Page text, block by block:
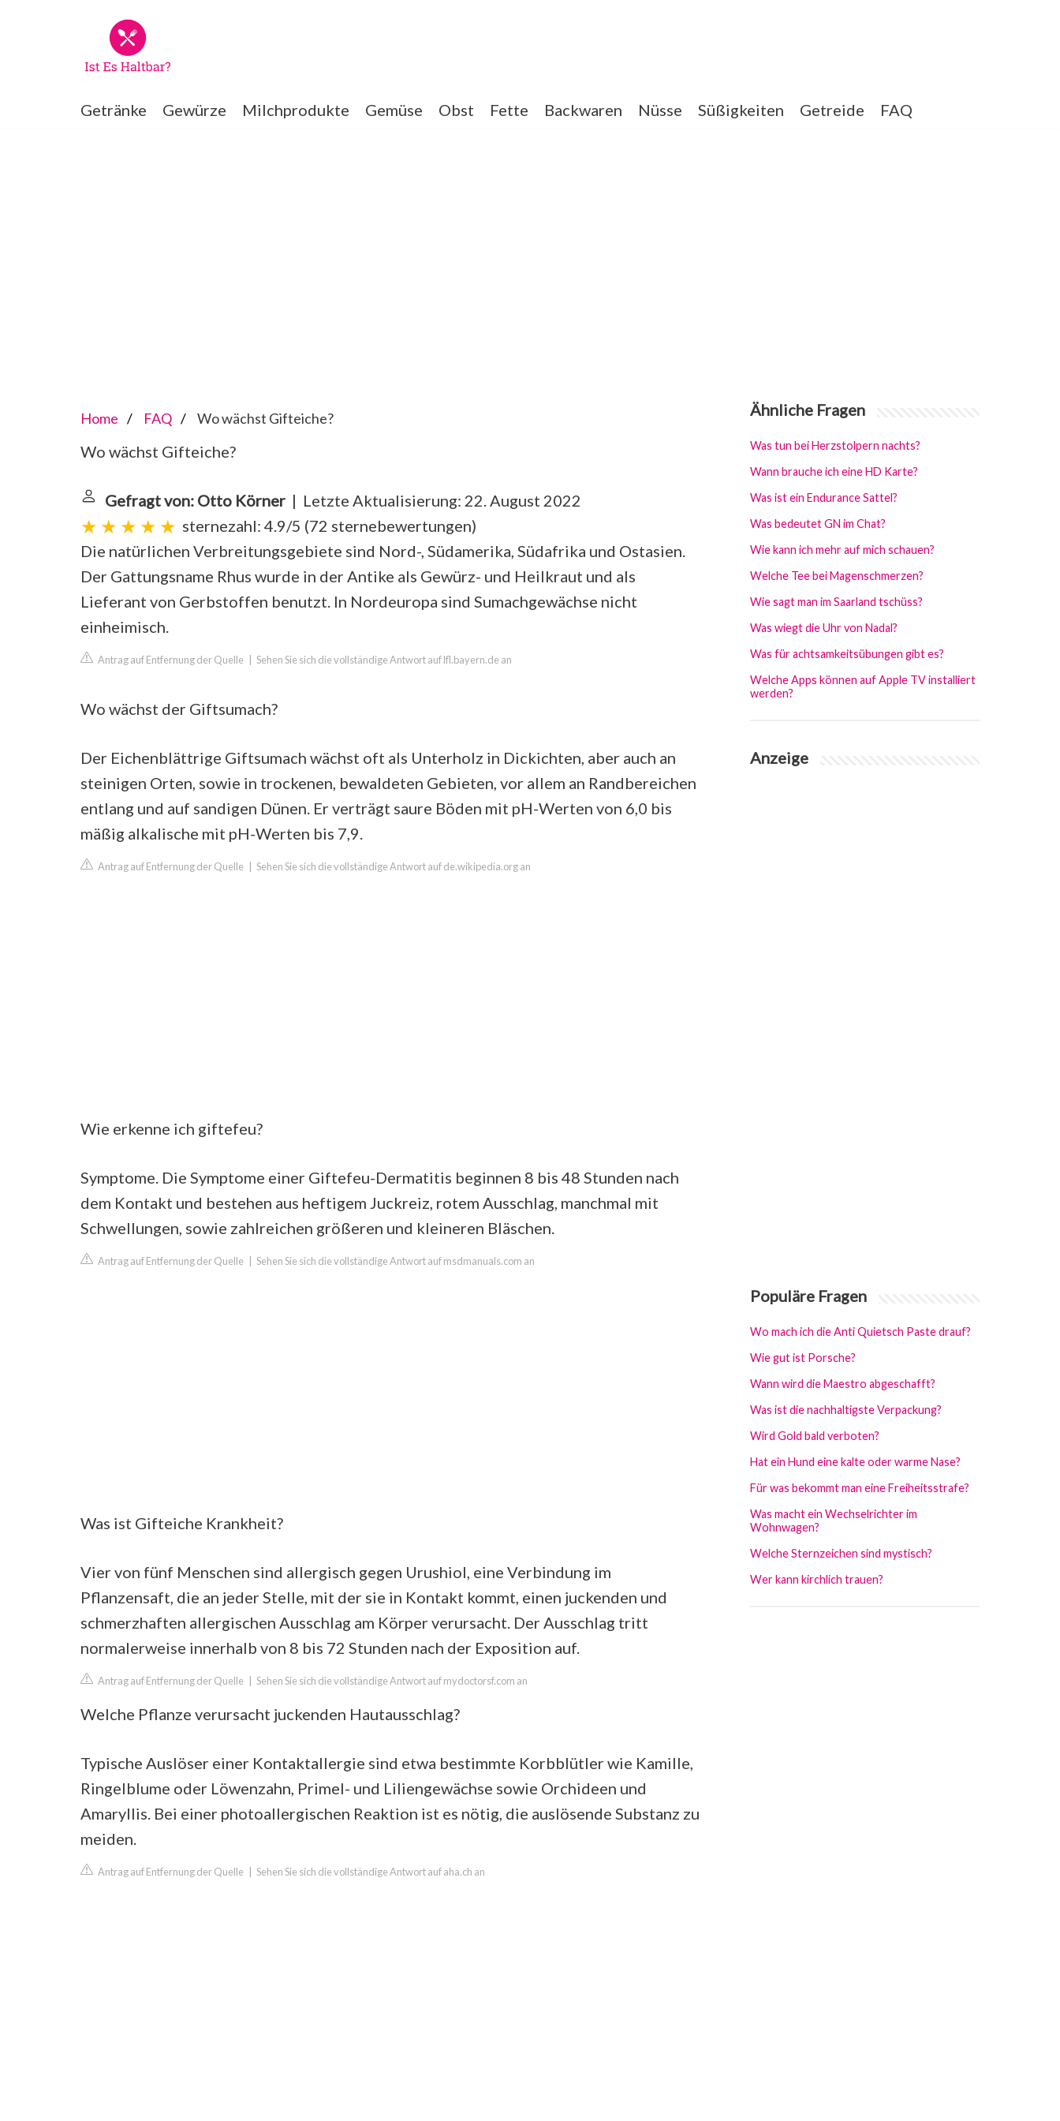
Getränke Gewürze Milchprodukte Gemüse Obst Fette Backwaren Nüsse Süßigkeiten Getreide FAQ
Home FAQ Wo wächst Gifteiche?
Wo wächst Gifteiche?
Gefragt von: Otto Körner | Letzte Aktualisierung: 22. August 2022
sternezahl: 4.9/5 (72 sternebewertungen)
Die natürlichen Verbreitungsgebiete sind Nord-, Südamerika, Südafrika und Ostasien.
Der Gattungsname Rhus wurde in der Antike als Gewürz- und Heilkraut und als
Lieferant von Gerbstoffen benutzt. In Nordeuropa sind Sumachgewächse nicht
einheimisch.
Antrag auf Entfernung der Quelle Sehen Sie sich die vollständige Antwort auf lfl.bayern.de an
Wo wächst der Giftsumach?
Der Eichenblättrige Giftsumach wächst oft als Unterholz in Dickichten, aber auch an
steinigen Orten, sowie in trockenen, bewaldeten Gebieten, vor allem an Randbereichen
entlang und auf sandigen Dünen. Er verträgt saure Böden mit pH-Werten von 6,0 bis
mäßig alkalische mit pH-Werten bis 7,9.
Antrag auf Entfernung der Quelle Sehen Sie sich die vollständige Antwort auf de.wikipedia.org an
Wie erkenne ich giftefeu?
Symptome. Die Symptome einer Giftefeu-Dermatitis beginnen 8 bis 48 Stunden nach
dem Kontakt und bestehen aus heftigem Juckreiz, rotem Ausschlag, manchmal mit
Schwellungen, sowie zahlreichen größeren und kleineren Bläschen.
Antrag auf Entfernung der Quelle Sehen Sie sich die vollständige Antwort auf msdmanuals.com an
Was ist Gifteiche Krankheit?
Vier von fünf Menschen sind allergisch gegen Urushiol, eine Verbindung im
Pflanzensaft, die an jeder Stelle, mit der sie in Kontakt kommt, einen juckenden und
schmerzhaften allergischen Ausschlag am Körper verursacht. Der Ausschlag tritt
normalerweise innerhalb von 8 bis 72 Stunden nach der Exposition auf.
Antrag auf Entfernung der Quelle Sehen Sie sich die vollständige Antwort auf mydoctorsf.com an
Welche Pflanze verursacht juckenden Hautausschlag?
Typische Auslöser einer Kontaktallergie sind etwa bestimmte Korbblütler wie Kamille,
Ringelblume oder Löwenzahn, Primel- und Liliengewächse sowie Orchideen und
Amaryllis. Bei einer photoallergischen Reaktion ist es nötig, die auslösende Substanz zu
meiden.
Antrag auf Entfernung der Quelle Sehen Sie sich die vollständige Antwort auf aha.ch an
Ähnliche Fragen
Was tun bei Herzstolpern nachts?
Wann brauche ich eine HD Karte?
Was ist ein Endurance Sattel?
Was bedeutet GN im Chat?
Wie kann ich mehr auf mich schauen?
Welche Tee bei Magenschmerzen?
Wie sagt man im Saarland tschüss?
Was wiegt die Uhr von Nadal?
Was für achtsamkeitsübungen gibt es?
Welche Apps können auf Apple TV installiert
werden?
Anzeige
Populäre Fragen
Wo mach ich die Anti Quietsch Paste drauf?
Wie gut ist Porsche?
Wann wird die Maestro abgeschafft?
Was ist die nachhaltigste Verpackung?
Wird Gold bald verboten?
Hat ein Hund eine kalte oder warme Nase?
Für was bekommt man eine Freiheitsstrafe?
Was macht ein Wechselrichter im
Wohnwagen?
Welche Sternzeichen sind mystisch?
Wer kann kirchlich trauen?